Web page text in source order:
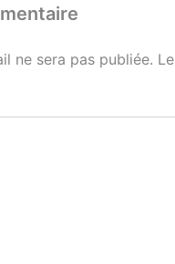
ne sera pas publiée.